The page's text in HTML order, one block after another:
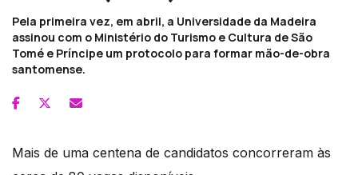
Pela primeira vez, em abril, a Universidade da Madeira
assinou com o Ministério do Turismo e Cultura de São
Tomé e Príncipe um protocolo para formar mão-de-obra
santomense.
Mais de uma centena de candidatos concorreram às